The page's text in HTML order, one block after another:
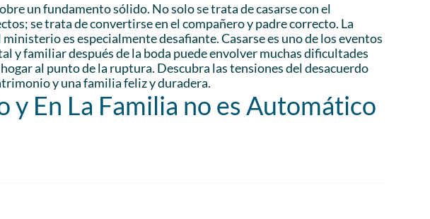
un fundamento sólido. No solo se trata de casarse con el
se trata de convertirse en el compañero y padre correcto. La
es especialmente desafiante. Casarse es uno de los eventos
y familiar después de la boda puede envolver muchas dificultades
al punto de la ruptura. Descubra las tensiones del desacuerdo
y una familia feliz y duradera.
y En La Familia no es Automático